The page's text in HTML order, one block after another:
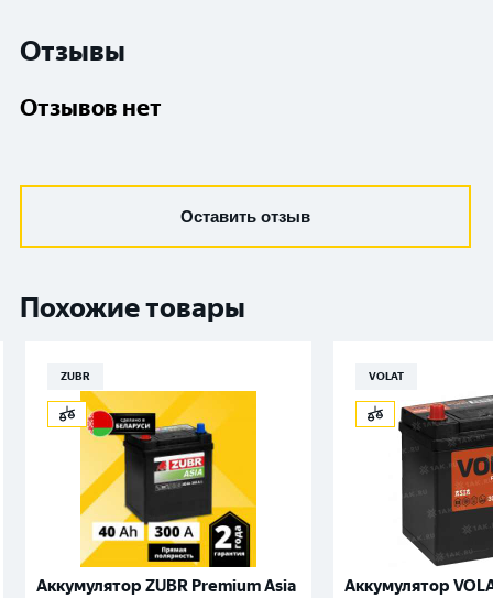
Отзывы
Отзывов нет
Оставить отзыв
Похожие товары
ZUBR
Аккумулятор ZUBR Premium Asia
VOLAT
Аккумулятор